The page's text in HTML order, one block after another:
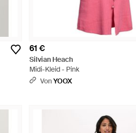
61 €
Silvian Heach
Midi-Kleid - Pink
VonYOOX